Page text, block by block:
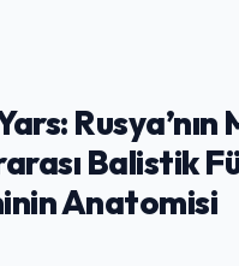
Balistik
Anatomisi